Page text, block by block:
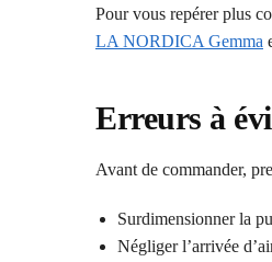
Pour vous repérer plus
LA NORDICA Gemma
Erreurs à
Avant de commander,
Surdimensionner la
Négliger l’arrivée